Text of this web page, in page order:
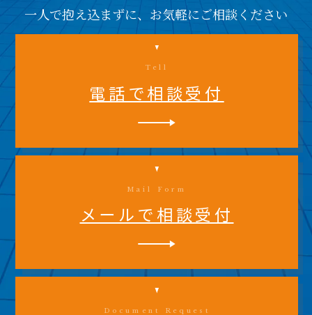
一人で抱え込まずに、お気軽にご相談ください
Tell
電話で相談受付
Mail Form
メールで相談受付
Document Request